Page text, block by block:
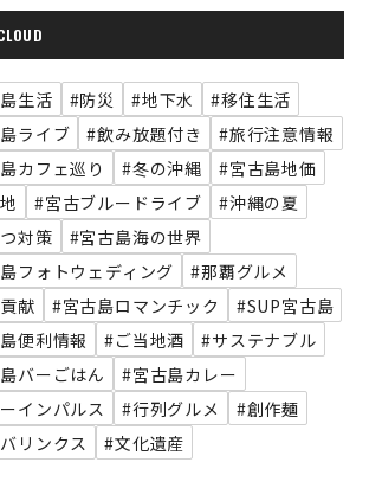
生活 #防災 #地下水
#移住生活
ライブ
#飲み放題付き
#旅行注意情報
カフェ巡り
#冬の沖縄
#宮古島地価
#宮古ブルードライブ
#沖縄の夏
対策
#宮古島海の世界
フォトウェディング
#那覇グルメ
献
#宮古島ロマンチック
#SUP宮古島
便利情報
#ご当地酒
#サステナブル
バーごはん
#宮古島カレー
インパルス
#行列グルメ
#創作麺
リンクス
#文化遺産